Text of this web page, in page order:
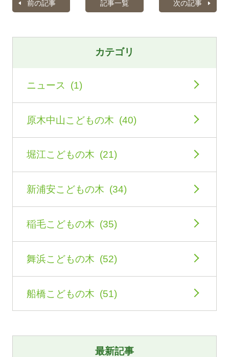
前の記事 記事一覧 次の記事
カテゴリ
ニュース (1)
原木中山こどもの木 (40)
堀江こどもの木 (21)
新浦安こどもの木 (34)
稲毛こどもの木 (35)
舞浜こどもの木 (52)
船橋こどもの木 (51)
最新記事